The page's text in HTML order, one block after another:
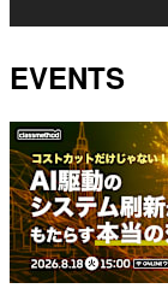
EVENTS